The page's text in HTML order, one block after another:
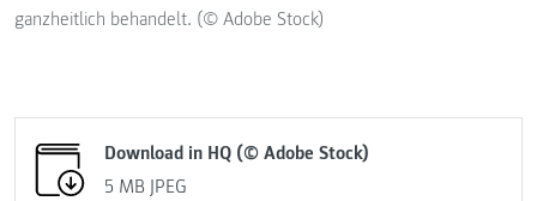
ganzheitlich behandelt. (© Adobe Stock)
Download in HQ (© Adobe Stock)
5 MB JPEG